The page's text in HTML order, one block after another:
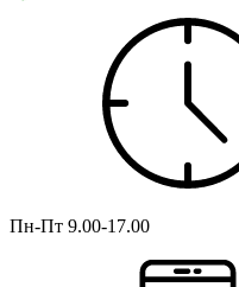
Пн-Пт 9.00-17.00